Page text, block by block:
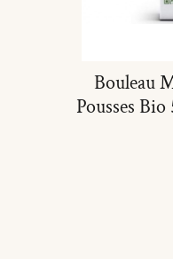
Bouleau
Pousses